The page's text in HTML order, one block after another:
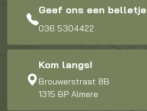
Geef ons een belletje
036 5304422
Kom langs!
Brouwerstraat 8B
1315 BP Almere